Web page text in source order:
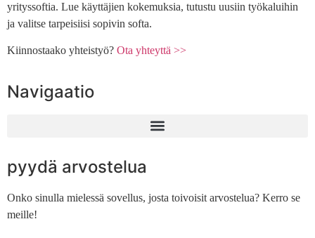
yrityssoftia. Lue käyttäjien kokemuksia, tutustu uusiin työkaluihin
ja valitse tarpeisiisi sopivin softa.
Kiinnostaako yhteistyö? Ota yhteyttä >>
Navigaatio
pyydä arvostelua
Onko sinulla mielessä sovellus, josta toivoisit arvostelua? Kerro se
meille!